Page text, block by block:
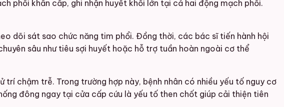
phổi khẩn cấp, ghi nhận huyết khối lớn tại cả hai động mạch phổi.
dõi sát sao chức năng tim phổi. Đồng thời, các bác sĩ tiến hành hội
sâu như tiêu sợi huyết hoặc hỗ trợ tuần hoàn ngoài cơ thể
chậm trễ. Trong trường hợp này, bệnh nhân có nhiều yếu tố nguy cơ
đông ngay tại cửa cấp cứu là yếu tố then chốt giúp cải thiện tiên